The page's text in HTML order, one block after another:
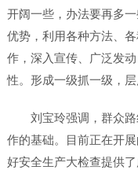
开阔一些，办法要再多
优势，利用各种方法、
作，深入宣传、广泛发
性。形成一级抓一级，
刘宝玲强调，群众
作的基础。目前正在开
好安全生产大检查提供